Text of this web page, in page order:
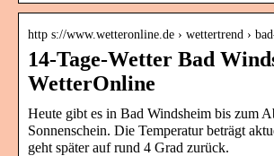
http s://www.wetteronline.de › wettertrend ›
14-Tage-Wetter Bad
WetterOnline
Heute gibt es in Bad Windsheim bis zum
Sonnenschein. Die Temperatur beträgt
geht später auf rund 4 Grad zurück.